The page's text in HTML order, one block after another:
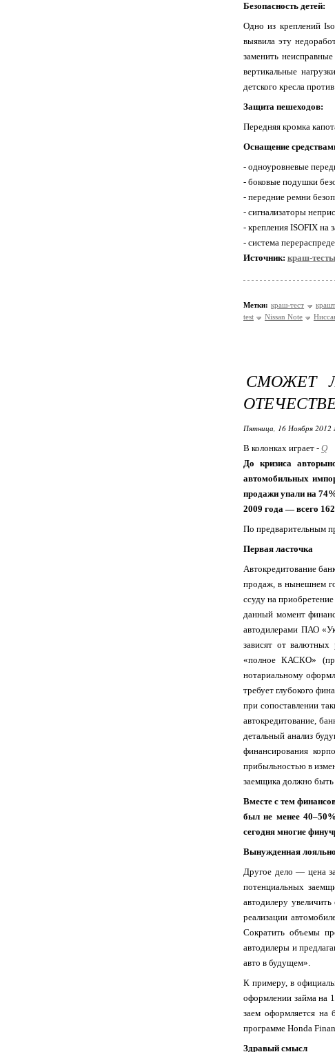
Безопасность детей:
Одно из креплений
выявила эту
заменить
вертикальные
детского кресла
Защита пешеходов:
Передняя кромка
Оснащение
- одноуровневые
- боковые подушки
- передние ремни
- сигнализаторы
- крепления ISOFIX на
- система
Источник: краш-
Метки: краш-тест
test
Nissan Note
СМОЖЕТ
Пятница, 16 Ноября 2012
В колонках играет - Q
До кризиса
автомобильных
продажи упали на
2009 года — всего
По предварительным
Первая ласточка
Автокредитование
продаж, в нынешнем
ссуду на
данный момент
автодилерами ПАО
зависят от валютных
«полное КАСКО»
нотариальному
требует глубокого
при сопоставлении
автокредитование,
детальный анализ
финансирования
прибыльностью в
заемщика должно быть
Вместе с тем
был не менее
сегодня многие
Вынужденная
Другое дело — цена
потенциальных
автодилеру
реализации
Сократить объемы
автодилеры и
авто в будущем».
К примеру, в
оформлении займа на
заем оформляется на
программе Honda
Здравый смысл